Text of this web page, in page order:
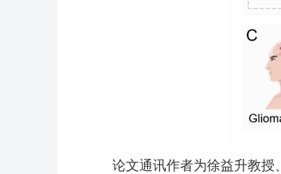
论文通讯作者为徐益升教授